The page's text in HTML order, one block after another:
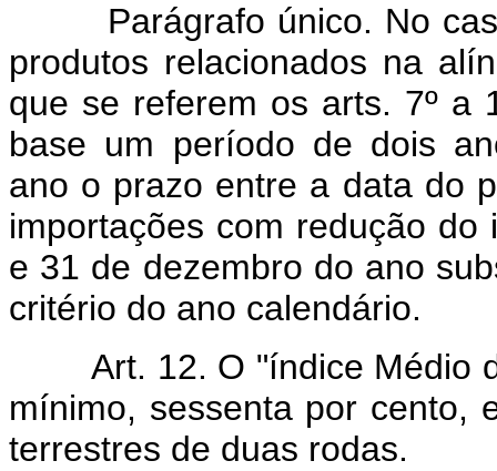
Parágrafo único. No
produtos relacionados na
que se referem os arts. 7º a
base um período de dois
ano o prazo entre a data do
importações com redução
e 31 de dezembro do ano
critério do ano calendário.
Art. 12. O "índice Médio
mínimo, sessenta por cento,
terrestres de duas rodas.